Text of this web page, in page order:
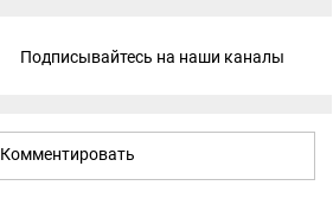
Подписывайтесь на наши каналы
Комментировать